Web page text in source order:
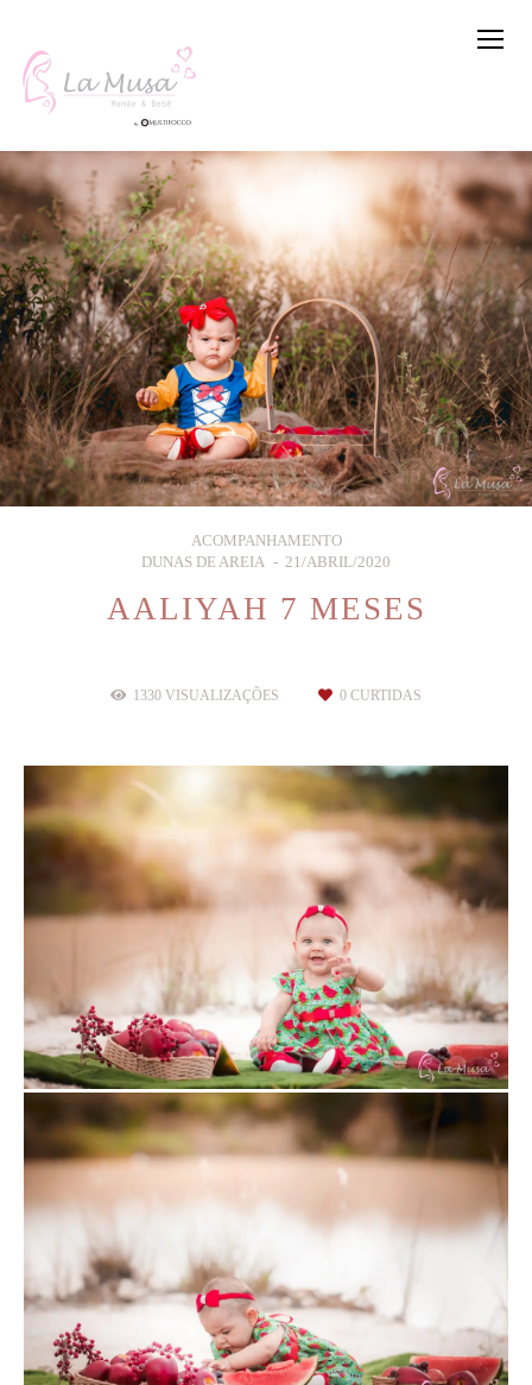
ACOMPANHAMENTO
DUNAS DE AREIA
21/ABRIL/2020
AALIYAH 7 MESES
1330 VISUALIZAÇÕES 0 CURTIDAS